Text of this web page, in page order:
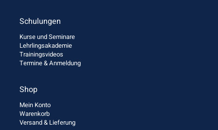
Schulungen
Kurse und Seminare
Lehrlingsakademie
Trainingsvideos
Termine & Anmeldung
Shop
Mein Konto
Warenkorb
Versand & Lieferung